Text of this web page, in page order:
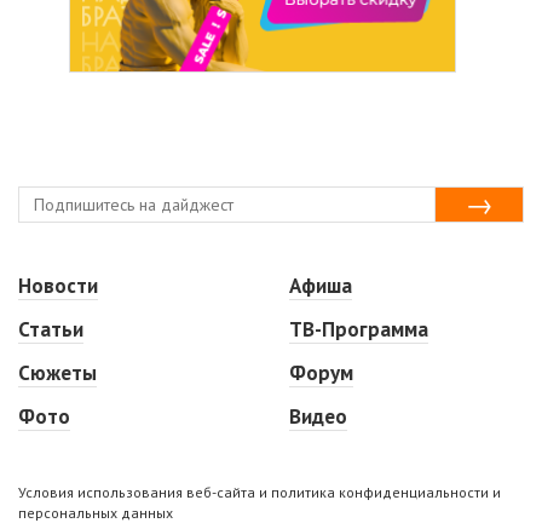
Новости
Статьи
Сюжеты
Фото
Афиша
ТВ-Программа
Форум
Видео
Условия использования веб-сайта и политика конфиденциальности и
персональных данных